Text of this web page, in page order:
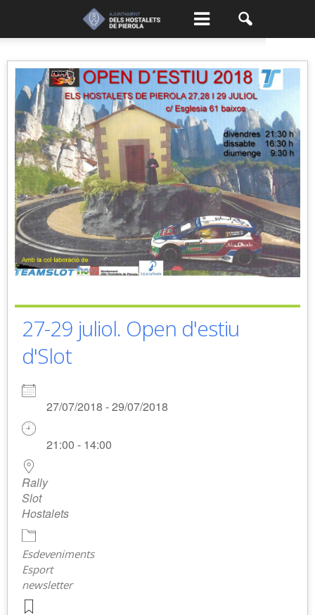
27-29 juliol. Open d'estiu
d'Slot
27/07/2018 - 29/07/2018
21:00 - 14:00
Rally
Slot
Hostalets
Esdeveniments
Esport
newsletter